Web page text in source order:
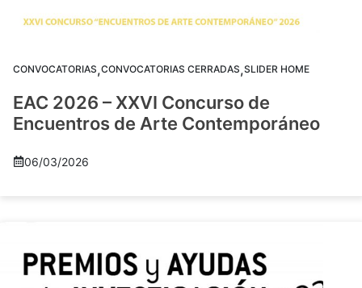
CONVOCATORIAS,CONVOCATORIAS CERRADAS,SLIDER HOME
EAC 2026 – XXVI Concurso de
Encuentros de Arte Contemporáneo
06/03/2026